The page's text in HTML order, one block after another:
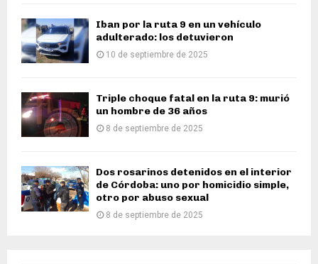
Iban por la ruta 9 en un vehículo
adulterado: los detuvieron
10 de septiembre de 2025
Triple choque fatal en la ruta 9: murió
un hombre de 36 años
8 de septiembre de 2025
Dos rosarinos detenidos en el interior
de Córdoba: uno por homicidio simple,
otro por abuso sexual
8 de septiembre de 2025